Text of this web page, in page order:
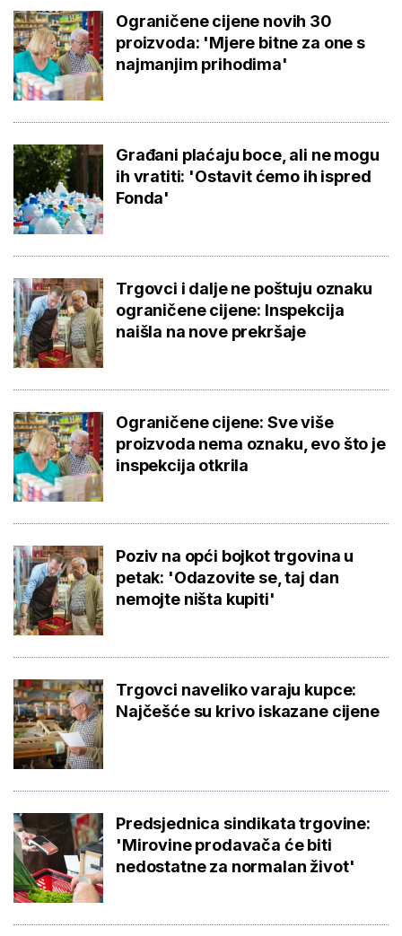
Ograničene cijene novih 30
proizvoda: 'Mjere bitne za one s
najmanjim prihodima'
Građani plaćaju boce, ali ne mogu
ih vratiti: 'Ostavit ćemo ih ispred
Fonda'
Trgovci i dalje ne poštuju oznaku
ograničene cijene: Inspekcija
naišla na nove prekršaje
Ograničene cijene: Sve više
proizvoda nema oznaku, evo što je
inspekcija otkrila
Poziv na opći bojkot trgovina u
petak: 'Odazovite se, taj dan
nemojte ništa kupiti'
Trgovci naveliko varaju kupce:
Najčešće su krivo iskazane cijene
Predsjednica sindikata trgovine:
'Mirovine prodavača će biti
nedostatne za normalan život'